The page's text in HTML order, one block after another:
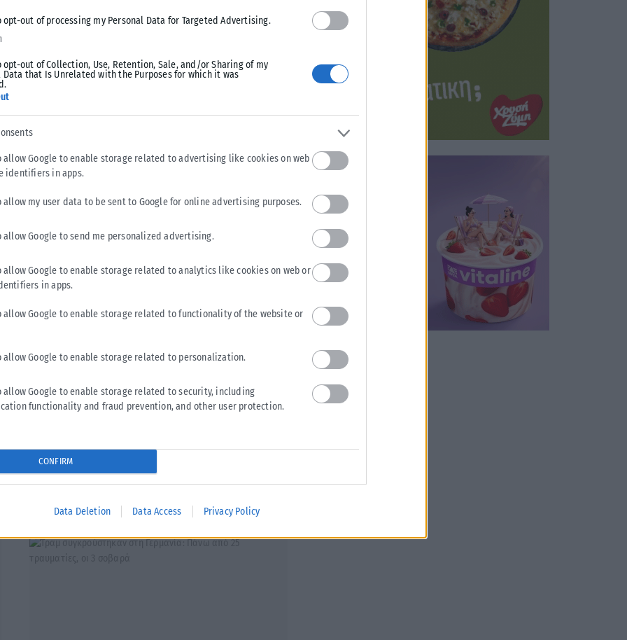
opt-out of processing my Personal Data for Targeted Advertising.
opt-out of Collection, Use, Retention, Sale, and/or Sharing of my
Data that Is Unrelated with the Purposes for which it was
allow Google to enable storage related to advertising like cookies on web
identifiers in apps.
allow my user data to be sent to Google for online advertising purposes.
allow Google to send me personalized advertising.
allow Google to enable storage related to analytics like cookies on web or
in apps.
allow Google to enable storage related to functionality of the website or
allow Google to enable storage related to personalization.
allow Google to enable storage related to security, including
functionality and fraud prevention, and other user protection.
CONFIRM
Data Deletion Data Access Privacy Policy
την προσωπική τους περίοδο, δεν έρχεται με τη
τον άξονα των σχέσεων, φέρνοντας στην
Σχέσεις με φίλους, συντρόφους ή συνεργάτες
ή καταπιεσμένα συναισθήματα. Η ανάγκη των
ανάγκη των άλλων για ισότητα και ελευθερία,
ανάδρομου Κρόνου προς το τέλος του μήνα επαναφέρει
επαναπροσδιορισμό στόχων. Το μάθημα εδώ είναι
περισσότερο και να ελέγξουν την τάση τους να
κύκλο δοκιμασιών. Ο ανάδρομος Κρόνος, πλανήτης
επηρεάζει βαθιά την καθημερινότητα και την
επιστρέφουν, ενώ εκκρεμότητες ζητούν
προγραμματισμό και τη σταθερότητα, αυτή η περίοδος
ξεφεύγουν από τον έλεγχο. Παράλληλα, οι
να αντιλαμβάνονται τη στάση του Αιγόκερου ως
είναι να αποδεχτούν ότι δεν μπορούν να
ευελιξία.